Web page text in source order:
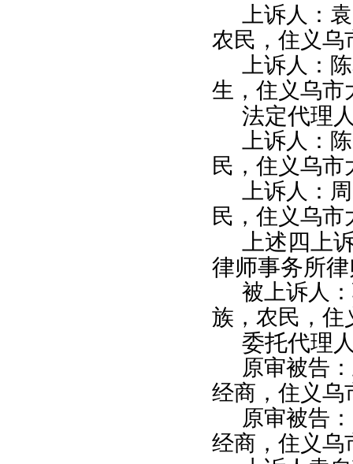
上诉人：
农民，住义乌
上诉人：
生，住义乌市
法定代理
上诉人：
民，住义乌
上诉人：
民，住义乌
上述四上
律师事务所
被上诉人
族，农民，住
委托代理
原审被告
经商，住义乌
原审被告
经商，住义乌